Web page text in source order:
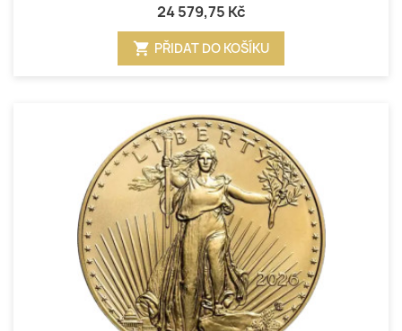
24 579,75 Kč
shopping_cart PŘIDAT DO KOŠÍKU